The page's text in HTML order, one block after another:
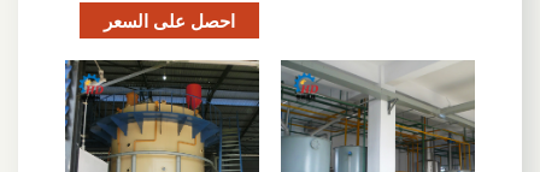
احصل على السعر